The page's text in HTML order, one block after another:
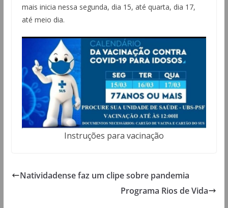
mais inicia nessa segunda, dia 15, até quarta, dia 17,
até meio dia.
Instruções para vacinação
Natividadense faz um clipe sobre pandemia
Programa Rios de Vida